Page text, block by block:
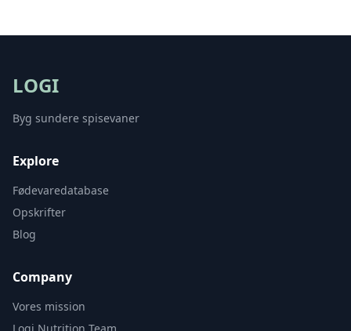
LOGI
Byg sundere spisevaner
Explore
Fødevaredatabase
Opskrifter
Blog
Company
Vores mission